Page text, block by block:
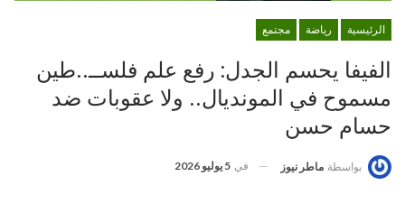
الرئيسية رياضة مجتمع
الفيفا يحسم الجدل: رفع علم فلســ..طين
مسموح في المونديال.. ولا عقوبات ضد
حسام حسن
بواسطة ماطر نيوز في 5 يوليو 2026